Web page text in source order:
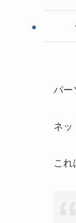
パー
ネッ
こ